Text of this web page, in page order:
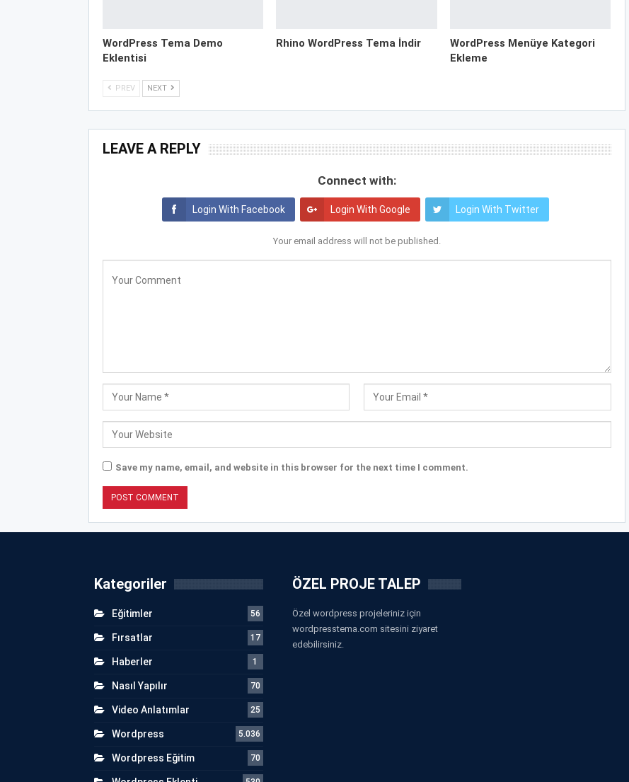
WordPress Tema Demo
Eklentisi
Rhino WordPress Tema İndir
WordPress Menüye Kategori
Ekleme
PREV NEXT
LEAVE A REPLY
Connect with:
Login With Facebook Login With Google Login With Twitter
Your email address will not be published.
Save my name, email, and website in this browser for the next time I comment.
Kategoriler
Eğitimler 56
Fırsatlar 17
Haberler 1
Nasıl Yapılır 70
Video Anlatımlar 25
Wordpress 5.036
Wordpress Eğitim 70
ÖZEL PROJE TALEP
Özel wordpress projeleriniz için
wordpresstema.com sitesini ziyaret
edebilirsiniz.